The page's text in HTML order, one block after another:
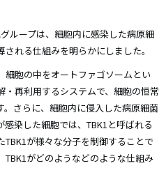
ループは、細胞内に感染した病原細
れる仕組みを明らかにしました。
細胞の中をオートファゴソームとい
・再利用するシステムで、細胞の恒常
さらに、細胞内に侵入した病原細菌
染した細胞では、TBK1と呼ばれる
が様々な分子を制御することで
がどのようなどのような仕組み